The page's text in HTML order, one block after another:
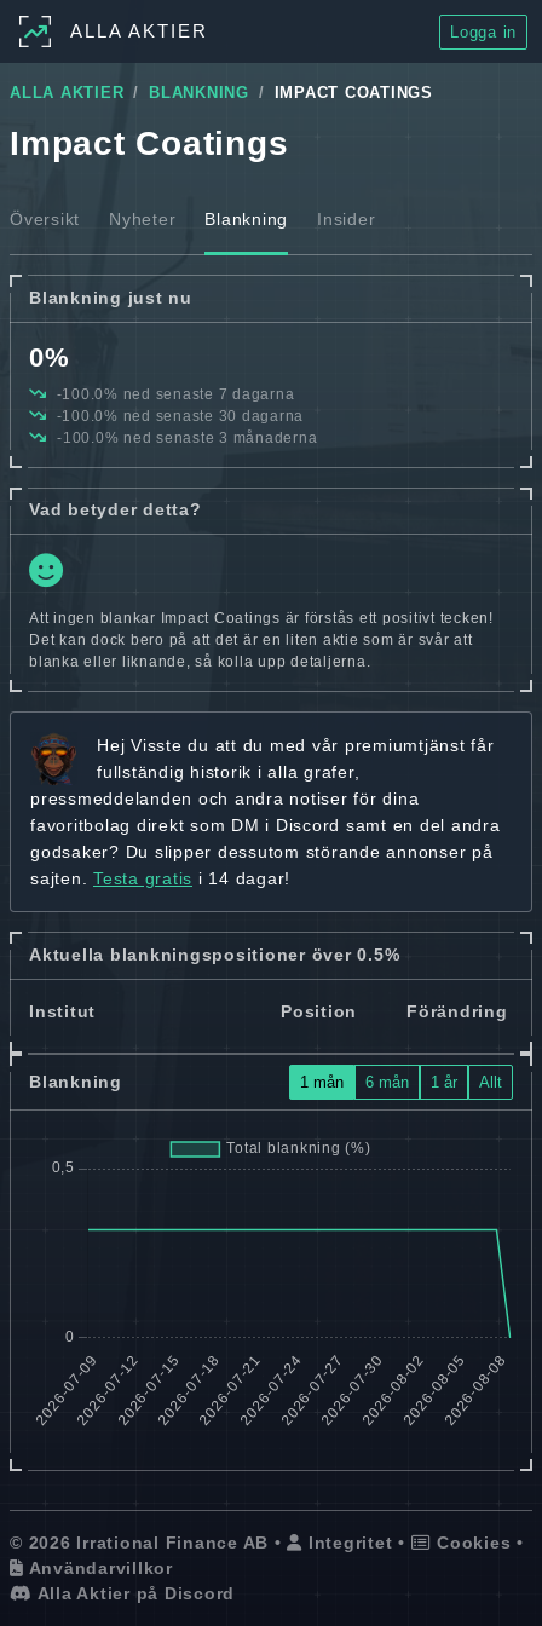
ALLA AKTIER Logga in
ALLA AKTIER BLANKNING IMPACT COATINGS
Impact Coatings
Översikt Nyheter Blankning Insider
Blankning just nu
0%
-100.0% ned senaste 7 dagarna
-100.0% ned senaste 30 dagarna
-100.0% ned senaste 3 månaderna
Vad betyder detta?
Att ingen blankar Impact Coatings är förstås ett positivt tecken!
Det kan dock bero på att det är en liten aktie som är svår att
blanka eller liknande, så kolla upp detaljerna.
Hej Visste du att du med vår premiumtjänst får
fullständig historik i alla grafer,
pressmeddelanden och andra notiser för dina
favoritbolag direkt som DM i Discord samt en del andra
godsaker? Du slipper dessutom störande annonser på
sajten. Testa gratis i 14 dagar!
Aktuella blankningspositioner över 0.5%
Institut Position Förändring
Blankning 1 mån 6 mån 1 år Allt
© 2026 Irrational Finance AB • Integritet • Cookies •
Användarvillkor
Alla Aktier på Discord